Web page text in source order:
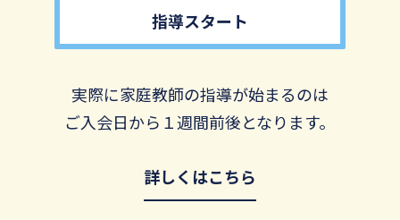
指導スタート
実際に家庭教師の指導が始まるのは
ご入会日から１週間前後となります。
詳しくはこちら